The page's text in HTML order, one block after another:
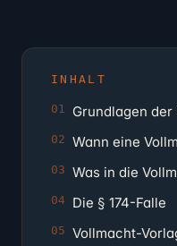
INHALT
Grundlagen
Wann eine
Was in die
Die § 174-Falle
Vollmacht-